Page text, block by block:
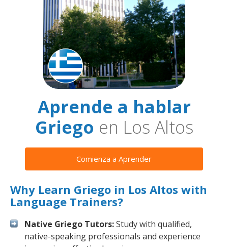
Aprende a hablar
Griego en Los Altos
Comienza a Aprender
Why Learn Griego in Los Altos with
Language Trainers?
Native Griego Tutors:Study with qualified,
native-speaking professionals and experience